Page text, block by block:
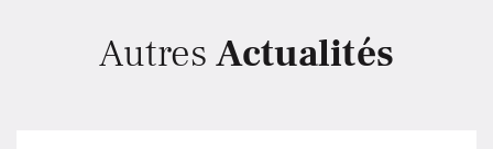
Autres Actualités